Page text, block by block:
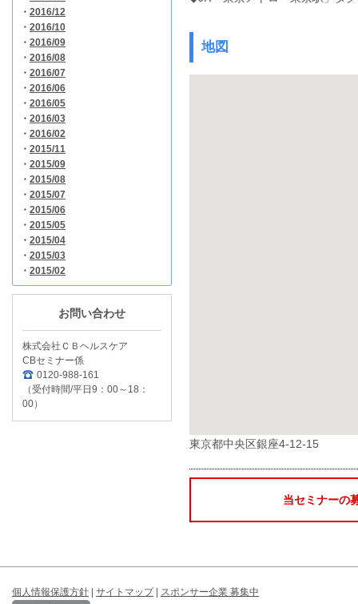
・ 2016/12
・ 2016/10
・ 2016/09
・ 2016/08
・ 2016/07
・ 2016/06
・ 2016/05
・ 2016/03
・ 2016/02
・ 2015/11
・ 2015/09
・ 2015/08
・ 2015/07
・ 2015/06
・ 2015/05
・ 2015/04
・ 2015/03
・ 2015/02
お問い合わせ
株式会社ＣＢヘルスケア
CBセミナー係
0120-988-161
（受付時間/平日9：00～18：
00）
地図
東京都中央区銀座4-12-15
当セミナーの
個人情報保護方針 | サイトマップ | スポンサー企業 募集中